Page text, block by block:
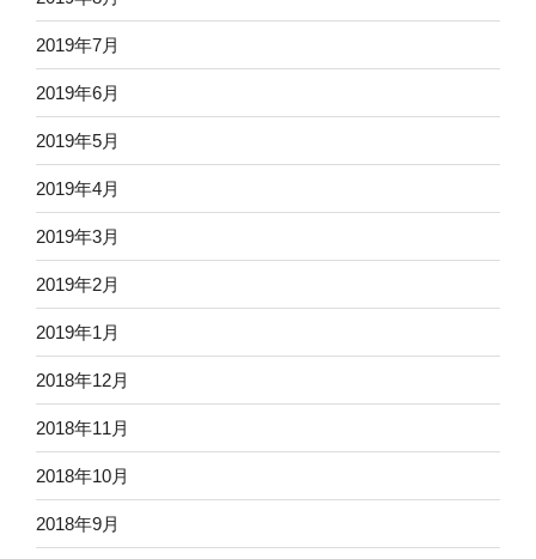
2019年7月
2019年6月
2019年5月
2019年4月
2019年3月
2019年2月
2019年1月
2018年12月
2018年11月
2018年10月
2018年9月